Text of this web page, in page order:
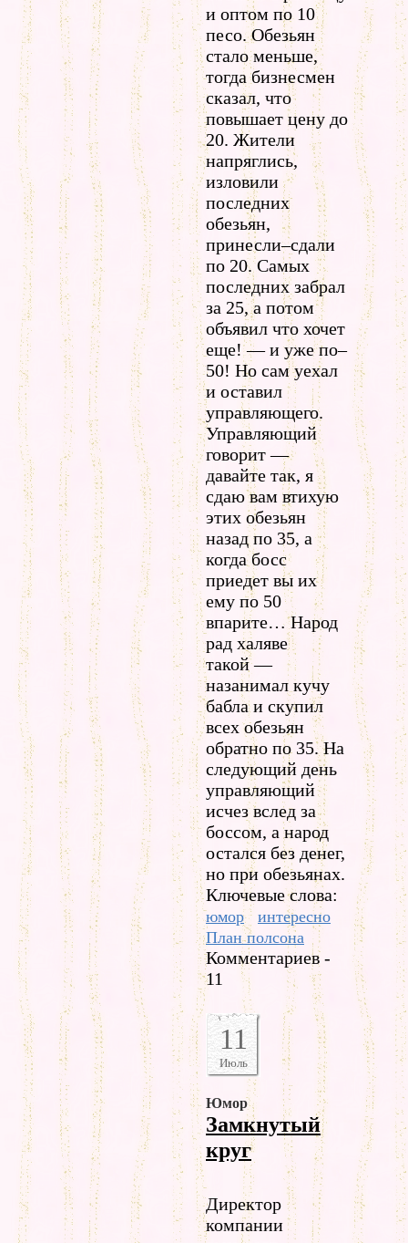
и оптом по 10
песо. Обезьян
стало меньше,
тогда бизнесмен
сказал, что
повышает цену до
20. Жители
напряглись,
изловили
последних
обезьян,
принесли–сдали
по 20. Самых
последних забрал
за 25, а потом
объявил что хочет
еще! — и уже по–
50! Но сам уехал
и оставил
управляющего.
Управляющий
говорит —
давайте так, я
сдаю вам втихую
этих обезьян
назад по 35, а
когда босс
приедет вы их
ему по 50
впарите… Народ
рад халяве
такой —
назанимал кучу
бабла и скупил
всех обезьян
обратно по 35. На
следующий день
управляющий
исчез вслед за
боссом, а народ
остался без денег,
но при обезьянах.
Ключевые слова:
юмор
интересно
План полсона
Комментариев -
11
11
Июль
Юмор
Замкнутый
круг
Директор
компании